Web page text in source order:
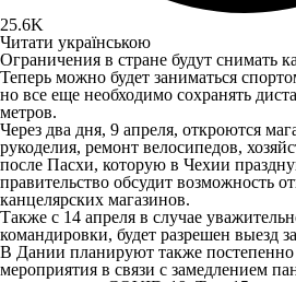
25.6K
Читати українською
Ограничения в стране будут снимать
Теперь можно будет заниматься
но все еще необходимо сохранять
метров.
Через два дня, 9 апреля, откроются
рукоделия, ремонт велосипедов,
после Пасхи, которую в Чехии
правительство обсудит возможность
канцелярских магазинов.
Также с 14 апреля в случае
командировки, будет разрешен выезд
В Дании планируют также
мероприятия в связи с замедлением